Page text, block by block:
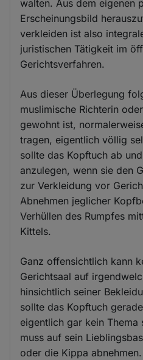
walten. Aus dem eigenen
Erscheinungsbild
verkleiden ist also
juristischen Tätigkeit im
Gerichtsverfahren.
Aus dieser Überlegung
muslimische Richterin
gewohnt ist,
tragen, eigentlich völlig
sollte das Kopftuch ab
anzulegen, wenn sie den
zur Verkleidung vor
Abnehmen jeglicher
Verhüllen des Rumpfes
Kittels.
Ganz offensichtlich kann
Gerichtsaal auf
hinsichtlich seiner
sollte das Kopftuch
eigentlich gar kein Thema
muss auf sein
oder die Kippa